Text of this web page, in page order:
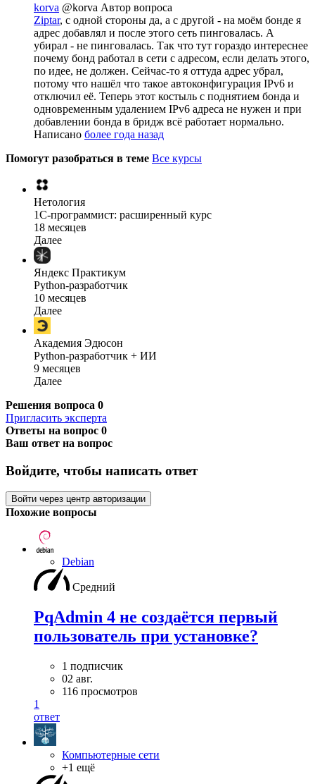
korva @korva Автор вопроса
Ziptar, с одной стороны да, а с другой - на моём бонде я
адрес добавлял и после этого сеть пинговалась. А
убирал - не пинговалась. Так что тут гораздо интереснее
почему бонд работал в сети с адресом, если делать этого,
по идее, не должен. Сейчас-то я оттуда адрес убрал,
потому что нашёл что такое автоконфигурация IPv6 и
отключил её. Теперь этот костыль с поднятием бонда и
одновременным удалением IPv6 адреса не нужен и при
добавлении бонда в бридж всё работает нормально.
Написано более года назад
Помогут разобраться в теме Все курсы
Нетология
1C-программист: расширенный курс
18 месяцев
Далее
Яндекс Практикум
Python-разработчик
10 месяцев
Далее
Академия Эдюсон
Python-разработчик + ИИ
9 месяцев
Далее
Решения вопроса 0
Пригласить эксперта
Ответы на вопрос 0
Ваш ответ на вопрос
Войдите, чтобы написать ответ
Войти через центр авторизации
Похожие вопросы
Debian
Средний
PqAdmin 4 не создаётся первый
пользователь при установке?
1 подписчик
02 авг.
116 просмотров
1
ответ
Компьютерные сети
+1 ещё